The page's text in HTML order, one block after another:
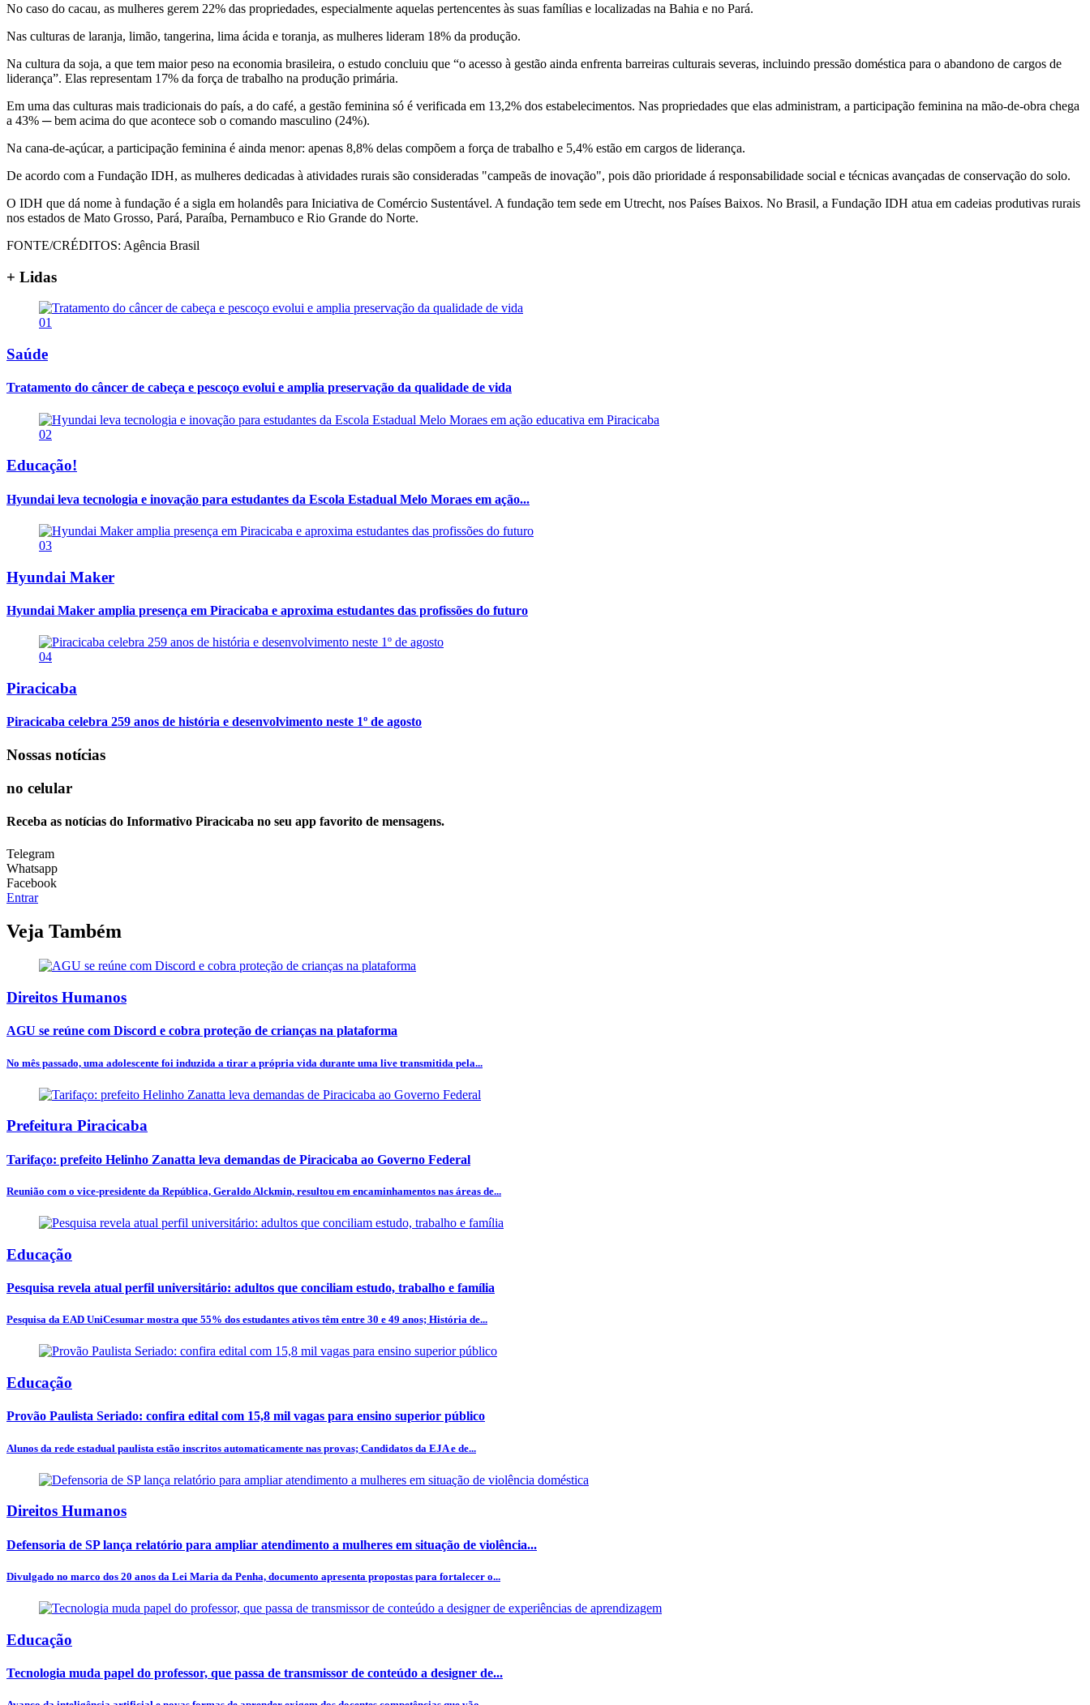
No caso do cacau, as mulheres gerem 22% das propriedades, especialmente aquelas pertencentes às suas famílias e localizadas na Bahia e no Pará.
Nas culturas de laranja, limão, tangerina, lima ácida e toranja, as mulheres lideram 18% da produção.
Na cultura da soja, a que tem maior peso na economia brasileira, o estudo concluiu que “o acesso à gestão ainda enfrenta barreiras culturais severas, incluindo pressão doméstica para o abandono de cargos de
liderança”. Elas representam 17% da força de trabalho na produção primária.
Em uma das culturas mais tradicionais do país, a do café, a gestão feminina só é verificada em 13,2% dos estabelecimentos. Nas propriedades que elas administram, a participação feminina na mão-de-obra chega
a 43% ─ bem acima do que acontece sob o comando masculino (24%).
Na cana-de-açúcar, a participação feminina é ainda menor: apenas 8,8% delas compõem a força de trabalho e 5,4% estão em cargos de liderança.
De acordo com a Fundação IDH, as mulheres dedicadas à atividades rurais são consideradas "campeãs de inovação", pois dão prioridade á responsabilidade social e técnicas avançadas de conservação do solo.
O IDH que dá nome à fundação é a sigla em holandês para Iniciativa de Comércio Sustentável. A fundação tem sede em Utrecht, nos Países Baixos. No Brasil, a Fundação IDH atua em cadeias produtivas rurais
nos estados de Mato Grosso, Pará, Paraíba, Pernambuco e Rio Grande do Norte.
FONTE/CRÉDITOS: Agência Brasil
+ Lidas
01
Saúde
Tratamento do câncer de cabeça e pescoço evolui e amplia preservação da qualidade de vida
02
Educação!
Hyundai leva tecnologia e inovação para estudantes da Escola Estadual Melo Moraes em ação...
03
Hyundai Maker
Hyundai Maker amplia presença em Piracicaba e aproxima estudantes das profissões do futuro
04
Piracicaba
Piracicaba celebra 259 anos de história e desenvolvimento neste 1º de agosto
Nossas notícias
no celular
Receba as notícias do Informativo Piracicaba no seu app favorito de mensagens.
Telegram
Whatsapp
Facebook
Entrar
Veja Também
Direitos Humanos
AGU se reúne com Discord e cobra proteção de crianças na plataforma
No mês passado, uma adolescente foi induzida a tirar a própria vida durante uma live transmitida pela...
Prefeitura Piracicaba
Tarifaço: prefeito Helinho Zanatta leva demandas de Piracicaba ao Governo Federal
Reunião com o vice-presidente da República, Geraldo Alckmin, resultou em encaminhamentos nas áreas de...
Educação
Pesquisa revela atual perfil universitário: adultos que conciliam estudo, trabalho e família
Pesquisa da EAD UniCesumar mostra que 55% dos estudantes ativos têm entre 30 e 49 anos; História de...
Educação
Provão Paulista Seriado: confira edital com 15,8 mil vagas para ensino superior público
Alunos da rede estadual paulista estão inscritos automaticamente nas provas; Candidatos da EJA e de...
Direitos Humanos
Defensoria de SP lança relatório para ampliar atendimento a mulheres em situação de violência...
Divulgado no marco dos 20 anos da Lei Maria da Penha, documento apresenta propostas para fortalecer o...
Educação
Tecnologia muda papel do professor, que passa de transmissor de conteúdo a designer de...